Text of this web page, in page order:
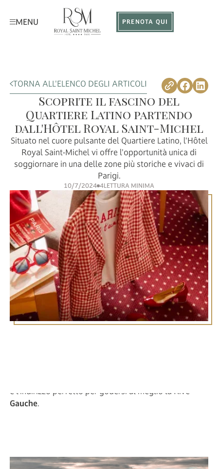
MENU PRENOTA QUI
TORNA ALL'ELENCO DEGLI ARTICOLI
Scoprite il fascino del
Quartiere Latino partendo
dall'Hôtel Royal Saint-Michel
Situato nel cuore pulsante del Quartiere Latino, l'Hôtel
Royal Saint-Michel vi offre l'opportunità unica di
soggiornare in una delle zone più storiche e vivaci di
Parigi.
10/7/2024 4LETTURA MINIMA
è l'indirizzo perfetto per godersi al meglio la Rive
Gauche.